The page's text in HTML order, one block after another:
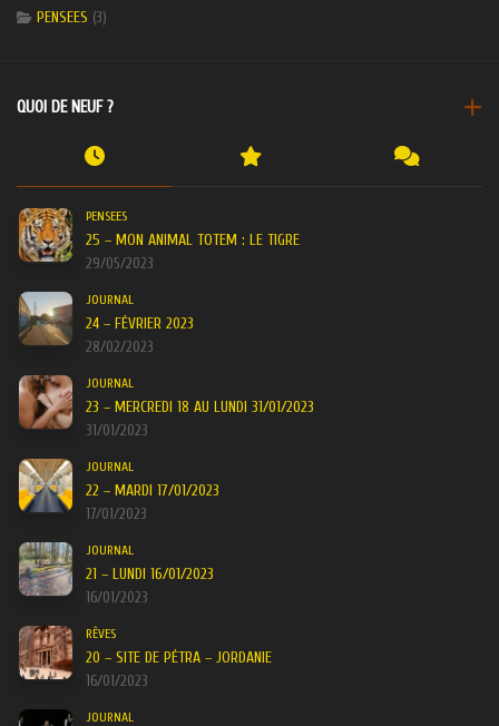
PENSEES (3)
QUOI DE NEUF ?
PENSEES
25 – MON ANIMAL TOTEM : LE TIGRE
29/05/2023
JOURNAL
24 – FÉVRIER 2023
28/02/2023
JOURNAL
23 – MERCREDI 18 AU LUNDI 31/01/2023
31/01/2023
JOURNAL
22 – MARDI 17/01/2023
17/01/2023
JOURNAL
21 – LUNDI 16/01/2023
16/01/2023
RÊVES
20 – SITE DE PÉTRA – JORDANIE
16/01/2023
JOURNAL